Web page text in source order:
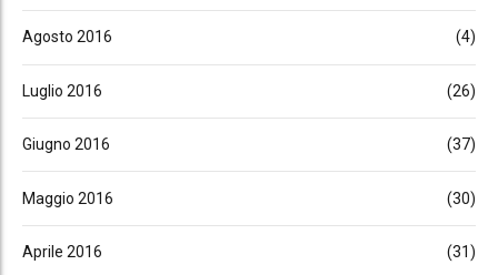
Agosto 2016 (4)
Luglio 2016 (26)
Giugno 2016 (37)
Maggio 2016 (30)
Aprile 2016 (31)